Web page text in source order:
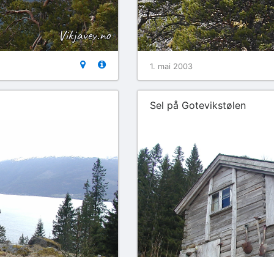
1. mai 2003
Sel på Gotevikstølen